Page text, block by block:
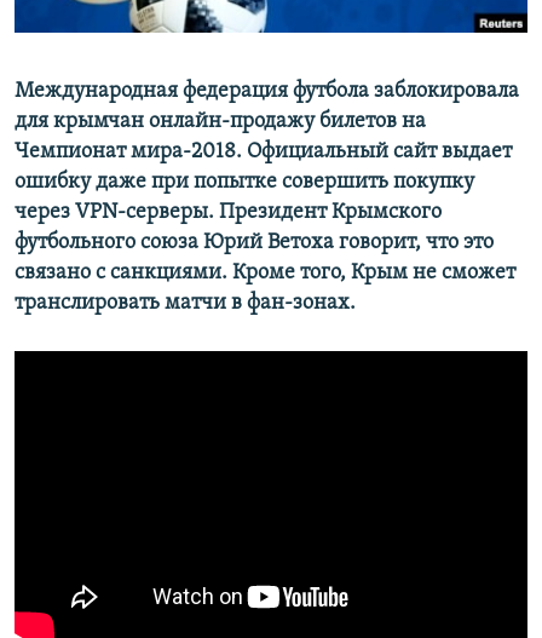
УКРАИНСКАЯ ПРОБЛЕМА КРЫМА
Международная федерация футбола заблокировала
для крымчан онлайн-продажу билетов на
Чемпионат мира-2018. Официальный сайт выдает
ошибку даже при попытке совершить покупку
через VPN-серверы. Президент Крымского
футбольного союза Юрий Ветоха говорит, что это
связано с санкциями. Кроме того, Крым не сможет
транслировать матчи в фан-зонах.